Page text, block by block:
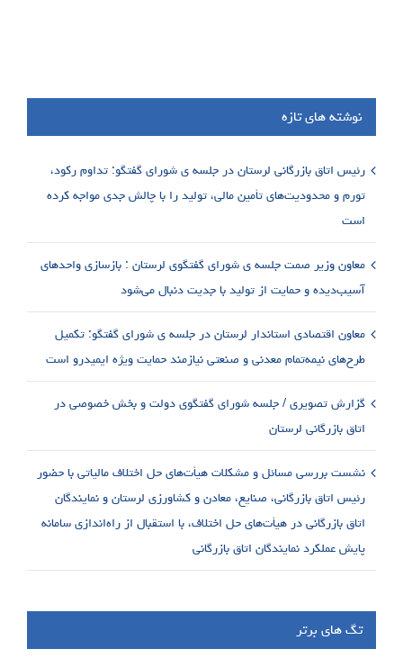
نوشته های تازه
رئیس اتاق بازرگانی لرستان در جلسه ی شورای گفتگو: تداوم رکود،
تورم و محدودیت‌های تأمین مالی، تولید را با چالش جدی مواجه کرده
است
معاون وزیر صمت جلسه ی شورای گفتگوی لرستان : بازسازی واحدهای
آسیب‌دیده و حمایت از تولید با جدیت دنبال می‌شود
معاون اقتصادی استاندار لرستان در جلسه ی شورای گفتگو: تکمیل
طرح‌های نیمه‌تمام معدنی و صنعتی نیازمند حمایت ویژه ایمیدرو است
گزارش تصویری / جلسه شورای گفتگوی دولت و بخش خصوصی در
اتاق بازرگانی لرستان
نشست بررسی مسائل و مشکلات هیأت‌های حل اختلاف مالیاتی با حضور
رئیس اتاق بازرگانی، صنایع، معادن و کشاورزی لرستان و نمایندگان
اتاق بازرگانی در هیأت‌های حل اختلاف، با استقبال از راه‌اندازی سامانه
پایش عملکرد نمایندگان اتاق بازرگانی
تگ های برتر